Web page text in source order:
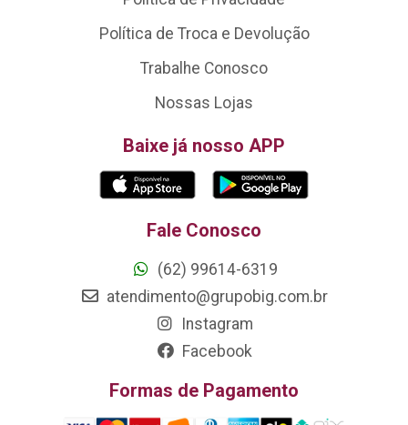
Política de Troca e Devolução
Trabalhe Conosco
Nossas Lojas
Baixe já nosso APP
Fale Conosco
(62) 99614-6319
atendimento@grupobig.com.br
Instagram
Facebook
Formas de Pagamento